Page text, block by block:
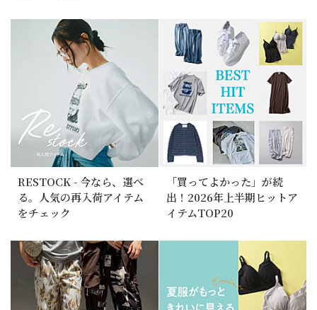
RESTOCK - 今なら、選べ
る。人気の再入荷アイテム
をチェック
「買ってよかった」が続
出！2026年上半期ヒットア
イテムTOP20